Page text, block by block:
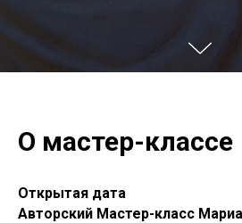
О мастер-классе
Открытая дата
Авторский Мастер-класс